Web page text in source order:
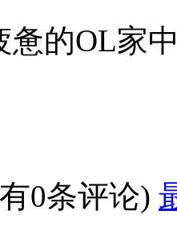
惫的OL家
0条评论)